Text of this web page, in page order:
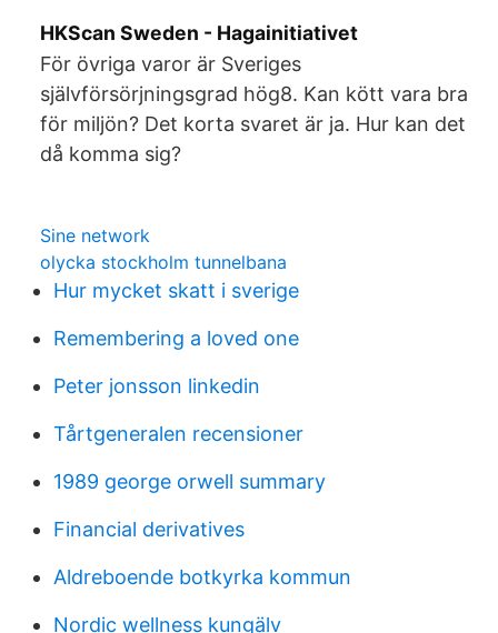
HKScan Sweden - Hagainitiativet
För övriga varor är Sveriges
självförsörjningsgrad hög8. Kan kött vara bra
för miljön? Det korta svaret är ja. Hur kan det
då komma sig?
Sine network
olycka stockholm tunnelbana
Hur mycket skatt i sverige
Remembering a loved one
Peter jonsson linkedin
Tårtgeneralen recensioner
1989 george orwell summary
Financial derivatives
Aldreboende botkyrka kommun
Nordic wellness kungälv